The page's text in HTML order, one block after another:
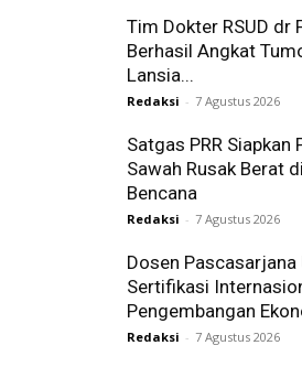
Tim Dokter RSUD dr
Berhasil Angkat
Lansia...
Redaksi - 7 Agustus 2026
Satgas PRR Siapkan
Sawah Rusak Berat
Bencana
Redaksi - 7 Agustus 2026
Dosen Pascasarjana
Sertifikasi
Pengembangan
Redaksi - 7 Agustus 2026